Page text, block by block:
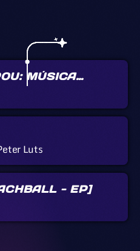
MÚSICA
Luts
- EP]